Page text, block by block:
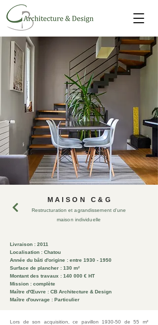
M A I S O N C & G
Restructuration et agrandissement d'une
maison individuelle
Livraison : 2011
Localisation : Chatou
Année du bâti d'origine : entre 1930 - 1950
Surface de plancher : 130 m²
Montant des travaux : 140 000 € HT
Mission : complète
Maître d'Œuvre : CB Architecture & Design
Maître d'ouvrage : Particulier
Lors de son acquisition, ce pavillon 1930-50 de 55 m²